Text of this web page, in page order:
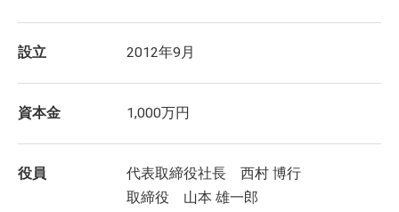
設立 2012年9月
資本金 1,000万円
役員
代表取締役社長 西村 博行
取締役 山本 雄一郎